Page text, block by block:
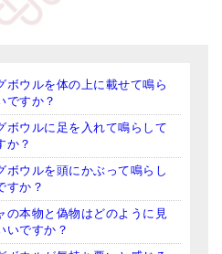
ボウルを体の上に載せて鳴ら
ですか？
ボウルに足を入れて鳴らして
か？
ボウルを頭にかぶって鳴らし
すか？
の本物と偽物はどのように見
いですか？